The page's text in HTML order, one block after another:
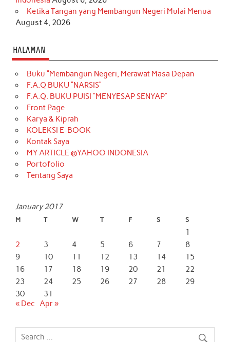
Ketika Tangan yang Membangun Negeri Mulai Menua
August 4, 2026
HALAMAN
Buku “Membangun Negeri, Merawat Masa Depan
F.A.Q BUKU “NARSIS”
F.A.Q. BUKU PUISI “MENYESAP SENYAP”
Front Page
Karya & Kiprah
KOLEKSI E-BOOK
Kontak Saya
MY ARTICLE @YAHOO INDONESIA
Portofolio
Tentang Saya
January 2017
M T W T F S S
1
2
3 4 5 6 7
8
9
10 11 12 13 14
15
16
17 18 19 20 21
22
23
24 25 26 27 28
29
30
31
« Dec Apr »